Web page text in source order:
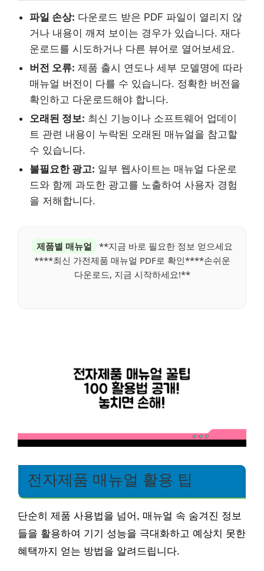
파일 손상: 다운로드 받은 PDF 파일이 열리지 않
거나 내용이 깨져 보이는 경우가 있습니다. 재다
운로드를 시도하거나 다른 뷰어로 열어보세요.
버전 오류: 제품 출시 연도나 세부 모델명에 따라
매뉴얼 버전이 다를 수 있습니다. 정확한 버전을
확인하고 다운로드해야 합니다.
오래된 정보: 최신 기능이나 소프트웨어 업데이
트 관련 내용이 누락된 오래된 매뉴얼을 참고할
수 있습니다.
불필요한 광고: 일부 웹사이트는 매뉴얼 다운로
드와 함께 과도한 광고를 노출하여 사용자 경험
을 저해합니다.
제품별 매뉴얼
**지금 바로 필요한 정보 얻으세요
****최신 가전제품 매뉴얼 PDF로 확인****손쉬운
다운로드, 지금 시작하세요!**
전자제품 매뉴얼 활용 팁
단순히 제품 사용법을 넘어, 매뉴얼 속 숨겨진 정보
들을 활용하여 기기 성능을 극대화하고 예상치 못한
혜택까지 얻는 방법을 알려드립니다.